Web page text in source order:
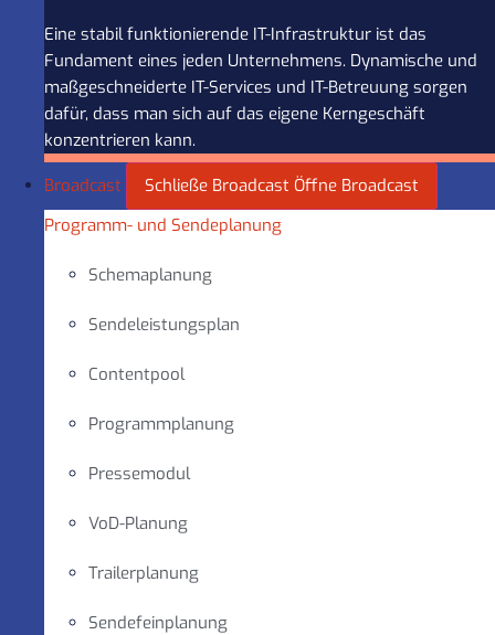
Eine stabil funktionierende IT-Infrastruktur ist das
Fundament eines jeden Unternehmens. Dynamische und
maßgeschneiderte IT-Services und IT-Betreuung sorgen
dafür, dass man sich auf das eigene Kerngeschäft
konzentrieren kann.
Broadcast Schließe Broadcast Öffne Broadcast
Programm- und Sendeplanung
Schemaplanung
Sendeleistungsplan
Contentpool
Programmplanung
Pressemodul
VoD-Planung
Trailerplanung
Sendefeinplanung